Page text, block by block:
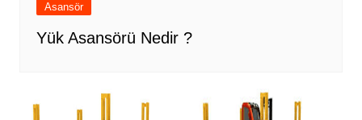
Asansör
Yük Asansörü Nedir ?